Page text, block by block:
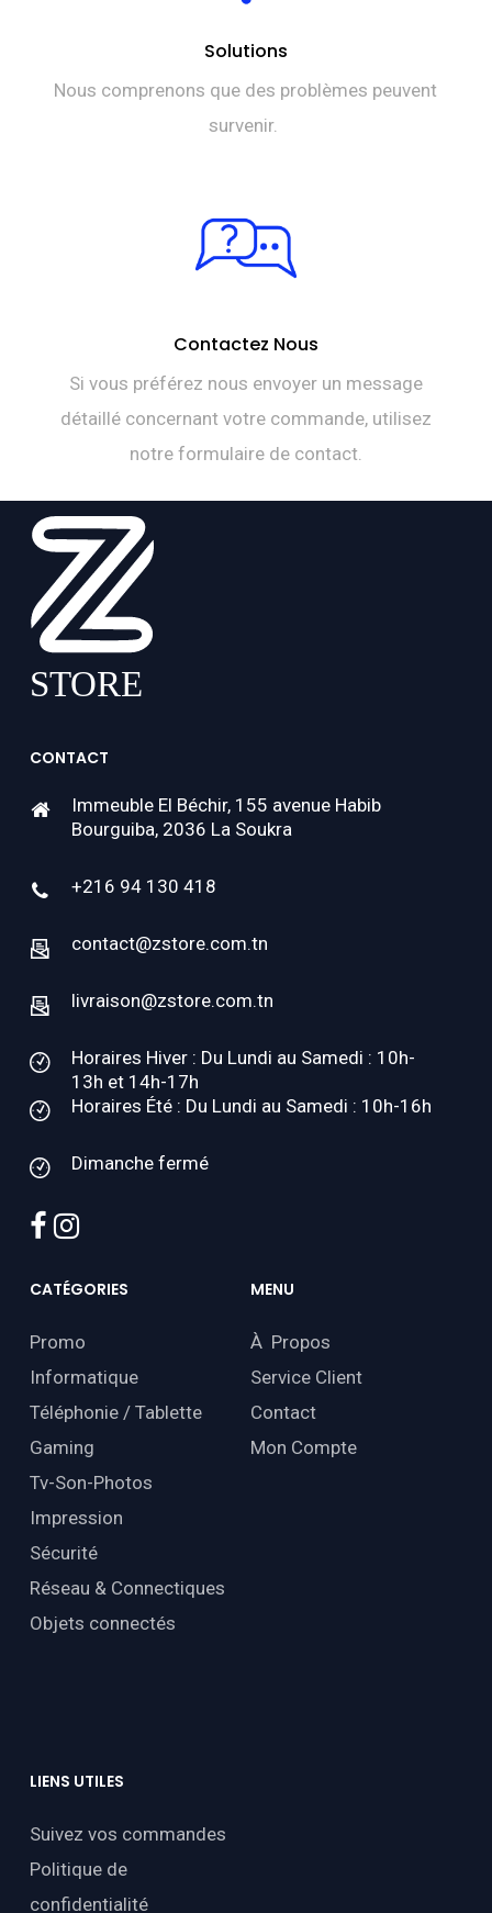
Solutions
Nous comprenons que des problèmes peuvent
survenir.
Contactez Nous
Si vous préférez nous envoyer un message
détaillé concernant votre commande, utilisez
notre formulaire de contact.
CONTACT
Immeuble El Béchir, 155 avenue Habib
Bourguiba, 2036 La Soukra
+216 94 130 418
contact@zstore.com.tn
livraison@zstore.com.tn
Horaires Hiver : Du Lundi au Samedi : 10h-
13h et 14h-17h
Horaires Été : Du Lundi au Samedi : 10h-16h
Dimanche fermé
facebook
instagram
CATÉGORIES
Promo
Informatique
Téléphonie / Tablette
Gaming
Tv-Son-Photos
Impression
Sécurité
Réseau & Connectiques
Objets connectés
MENU
À Propos
Service Client
Contact
Mon Compte
LIENS UTILES
Suivez vos commandes
Politique de
confidentialité